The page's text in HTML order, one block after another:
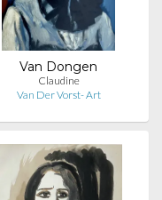
Van Dongen
Claudine
Van Der Vorst- Art